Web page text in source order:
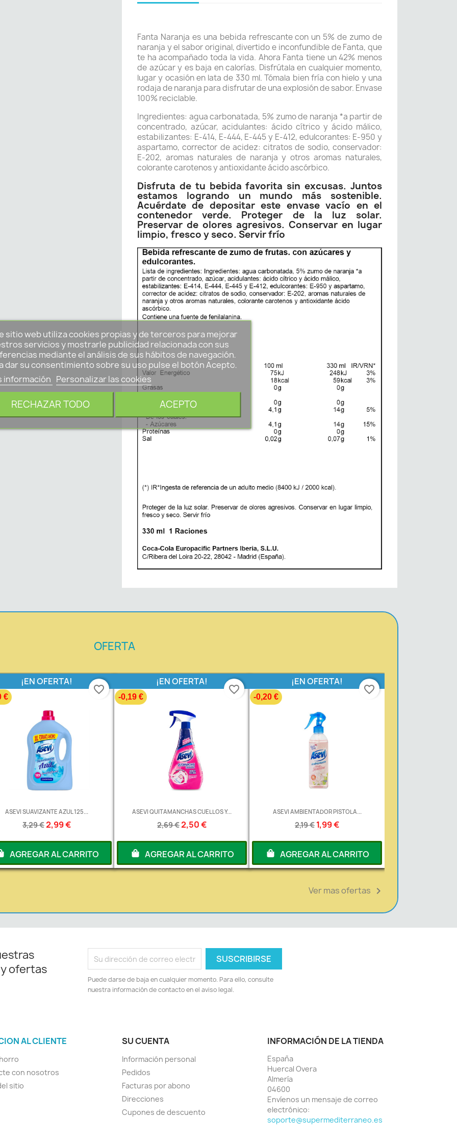
sitio web utiliza cookies propias y de terceros para mejorar
servicios y mostrarle publicidad relacionada con sus
mediante el análisis de sus hábitos de navegación.
dar su consentimiento sobre su uso pulse el botón Acepto.
información Personalizar las cookies
RECHAZAR TODO ACEPTO
Fanta Naranja es una bebida refrescante con un 5% de zumo de
naranja y el sabor original, divertido e inconfundible de Fanta, que
te ha acompañado toda la vida. Ahora Fanta tiene un 42% menos
de azúcar y es baja en calorías. Disfrútala en cualquier momento,
lugar y ocasión en lata de 330 ml. Tómala bien fría con hielo y una
rodaja de naranja para disfrutar de una explosión de sabor. Envase
100% reciclable.
Ingredientes: agua carbonatada, 5% zumo de naranja *a partir de
concentrado, azúcar, acidulantes: ácido cítrico y ácido málico,
estabilizantes: E-414, E-444, E-445 y E-412, edulcorantes: E-950 y
aspartamo, corrector de acidez: citratos de sodio, conservador:
E-202, aromas naturales de naranja y otros aromas naturales,
colorante carotenos y antioxidante ácido ascórbico.
Disfruta de tu bebida favorita sin excusas. Juntos
estamos logrando un mundo más sostenible.
Acuérdate de depositar este envase vacío en el
contenedor verde. Proteger de la luz solar.
Preservar de olores agresivos. Conservar en lugar
limpio, fresco y seco. Servir frío
OFERTA
ASEVI SUAVIZANTE AZUL 125...
3,29 €2,99 €
¡EN OFERTA!
€
AGREGAR AL CARRITO
favorite_border
ASEVI QUITAMANCHAS CUELLOS Y...
2,69 €2,50 €
¡EN OFERTA!
-0,19 €
AGREGAR AL CARRITO
favorite_border
ASEVI AMBIENTADOR PISTOLA...
2,19 € 1,99 €
¡EN OFERTA!
-0,20 €
AGREGAR AL CARRITO
favorite_border
Ver mas ofertas 
ofertas
Puede darse de baja en cualquier momento. Para ello, consulte
nuestra información de contacto en el aviso legal.
AL CLIENTE
con nosotros
sitio
SU CUENTA
Información personal
Pedidos
Facturas por abono
Direcciones
Cupones de descuento
INFORMACIÓN DE LA TIENDA
España
Huercal Overa
Almería
04600
Envíenos un mensaje de correo
electrónico:
soporte@supermediterraneo.es